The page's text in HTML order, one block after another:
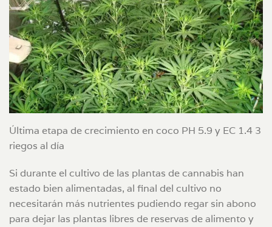
Última etapa de crecimiento en coco PH 5.9 y EC 1.4 3
riegos al día
Si durante el cultivo de las plantas de cannabis han
estado bien alimentadas, al final del cultivo no
necesitarán más nutrientes pudiendo regar sin abono
para dejar las plantas libres de reservas de alimento y